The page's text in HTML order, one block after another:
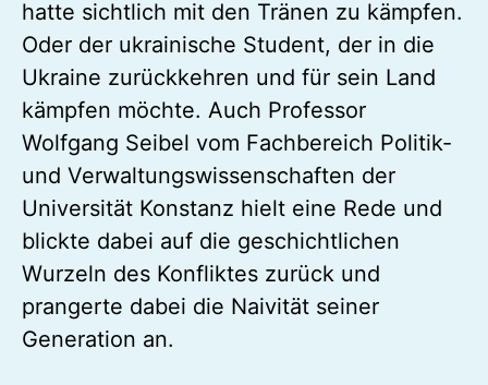
hatte sichtlich mit den Tränen zu kämpfen.
Oder der ukrainische Student, der in die
Ukraine zurückkehren und für sein Land
kämpfen möchte. Auch Professor
Wolfgang Seibel vom Fachbereich Politik-
und Verwaltungswissenschaften der
Universität Konstanz hielt eine Rede und
blickte dabei auf die geschichtlichen
Wurzeln des Konfliktes zurück und
prangerte dabei die Naivität seiner
Generation an.